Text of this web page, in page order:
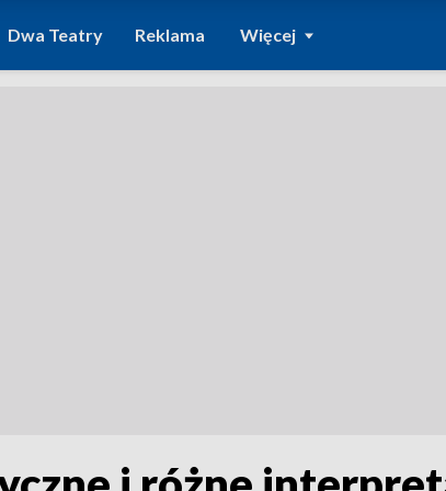
Dwa Teatry Reklama Więcej